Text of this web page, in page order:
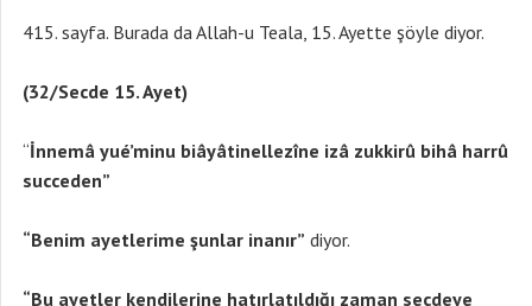
sayfa. Burada da Allah-u Teala, 15. Ayette şöyle diyor.
(32/Secde 15. Ayet)
“İnnemâ yué’minu biâyâtinellezîne izâ zukkirû bihâ harrû
succeden”
“Benim ayetlerime şunlar inanır” diyor.
“Bu ayetler kendilerine hatırlatıldığı zaman secdeye